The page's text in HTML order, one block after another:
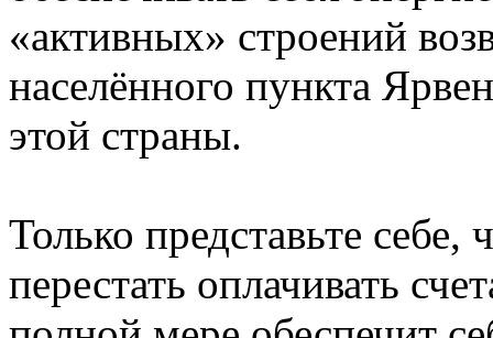
«активных» строений
населённого пункта
этой страны.
Только представьте
перестать оплачивать